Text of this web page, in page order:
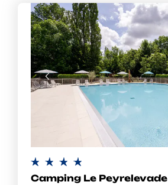
Camping Le Peyrelevade